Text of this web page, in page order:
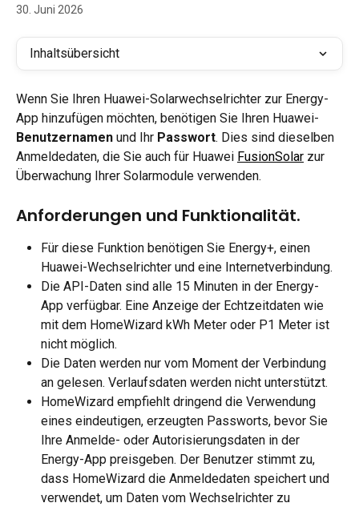
30. Juni 2026
Inhaltsübersicht
Wenn Sie Ihren Huawei-Solarwechselrichter zur Energy-
App hinzufügen möchten, benötigen Sie Ihren Huawei-
Benutzernamen und Ihr Passwort. Dies sind dieselben
Anmeldedaten, die Sie auch für Huawei FusionSolar zur
Überwachung Ihrer Solarmodule verwenden.
Anforderungen und Funktionalität.
Für diese Funktion benötigen Sie Energy+, einen
Huawei-Wechselrichter und eine Internetverbindung.
Die API-Daten sind alle 15 Minuten in der Energy-
App verfügbar. Eine Anzeige der Echtzeitdaten wie
mit dem HomeWizard kWh Meter oder P1 Meter ist
nicht möglich.
Die Daten werden nur vom Moment der Verbindung
an gelesen. Verlaufsdaten werden nicht unterstützt.
HomeWizard empfiehlt dringend die Verwendung
eines eindeutigen, erzeugten Passworts, bevor Sie
Ihre Anmelde- oder Autorisierungsdaten in der
Energy-App preisgeben. Der Benutzer stimmt zu,
dass HomeWizard die Anmeldedaten speichert und
verwendet, um Daten vom Wechselrichter zu